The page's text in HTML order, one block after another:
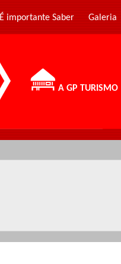
É importante Saber Galeria
A GP TURISMO